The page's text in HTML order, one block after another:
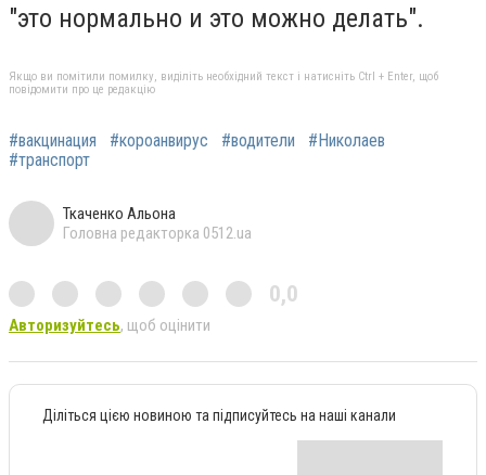
"это нормально и это можно делать".
Якщо ви помітили помилку, виділіть необхідний текст і натисніть Ctrl + Enter, щоб
повідомити про це редакцію
#вакцинация #короанвирус #водители
#Николаев
#транспорт
Ткаченко Альона
Головна редакторка 0512.ua
0,0
Авторизуйтесь, щоб оцінити
Діліться цією новиною та підписуйтесь на наші канали